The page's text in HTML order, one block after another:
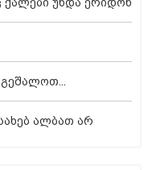
ალბათ არ